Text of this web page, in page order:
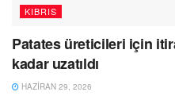
KIBRIS
Patates üreticileri için
kadar uzatıldı
HAZIRAN 29, 2026